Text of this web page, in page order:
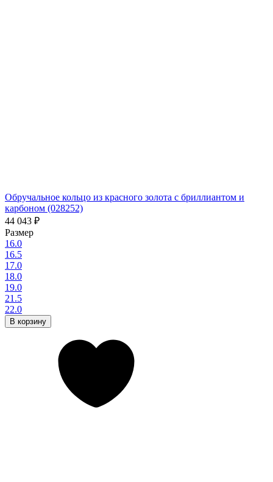
Обручальное кольцо из красного золота с бриллиантом и
карбоном (028252)
44 043 ₽
Размер
16.0
16.5
17.0
18.0
19.0
21.5
22.0
В корзину